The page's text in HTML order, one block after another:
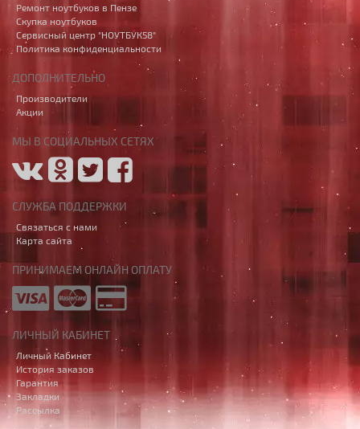
Ремонт ноутбуков в Пензе
Скупка ноутбуков
Сервисный центр "НОУТБУК58"
Политика конфиденциальности
ДОПОЛНИТЕЛЬНО
Производители
Акции
МЫ В СОЦИАЛЬНЫХ СЕТЯХ
СЛУЖБА ПОДДЕРЖКИ
Связаться с нами
Карта сайта
ПРИНИМАЕМ ОНЛАЙН ОПЛАТУ
ЛИЧНЫЙ КАБИНЕТ
Личный Кабинет
История заказов
Гарантия
Закладки
Рассылка